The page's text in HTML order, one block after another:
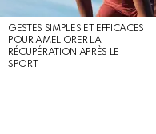
GESTES SIMPLES ET EFFICACES
POUR AMÉLIORER LA
RÉCUPÉRATION APRÈS LE
SPORT